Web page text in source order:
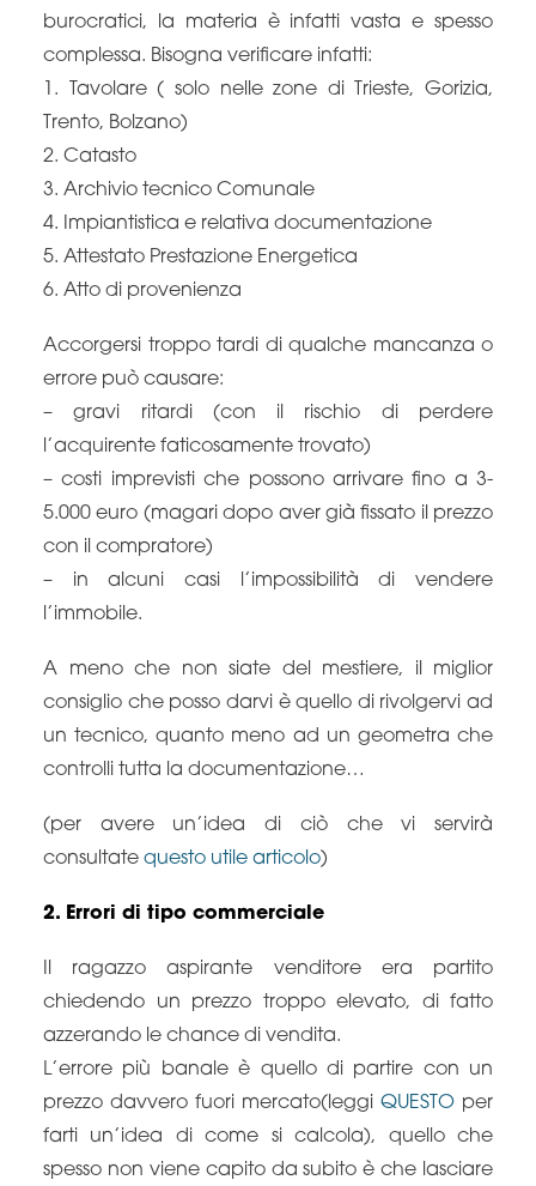
burocratici, la materia è infatti vasta e spesso
complessa. Bisogna verificare infatti:
1. Tavolare ( solo nelle zone di Trieste, Gorizia,
Trento, Bolzano)
2. Catasto
3. Archivio tecnico Comunale
4. Impiantistica e relativa documentazione
5. Attestato Prestazione Energetica
6. Atto di provenienza
Accorgersi troppo tardi di qualche mancanza o
errore può causare:
– gravi ritardi (con il rischio di perdere
l’acquirente faticosamente trovato)
– costi imprevisti che possono arrivare fino a 3-
5.000 euro (magari dopo aver già fissato il prezzo
con il compratore)
– in alcuni casi l’impossibilità di vendere
l’immobile.
A meno che non siate del mestiere, il miglior
consiglio che posso darvi è quello di rivolgervi ad
un tecnico, quanto meno ad un geometra che
controlli tutta la documentazione…
(per avere un’idea di ciò che vi servirà
consultate questo utile articolo)
2. Errori di tipo commerciale
Il ragazzo aspirante venditore era partito
chiedendo un prezzo troppo elevato, di fatto
azzerando le chance di vendita.
L’errore più banale è quello di partire con un
prezzo davvero fuori mercato(leggi QUESTO per
farti un’idea di come si calcola), quello che
spesso non viene capito da subito è che lasciare